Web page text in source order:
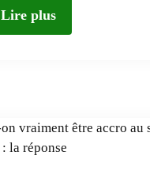
Lire plus